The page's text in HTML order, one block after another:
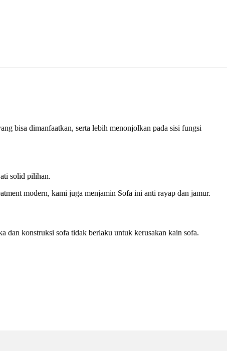
bisa dimanfaatkan, serta lebih menonjolkan pada sisi fungsi
solid pilihan.
modern, kami juga menjamin Sofa ini anti rayap dan jamur.
dan konstruksi sofa tidak berlaku untuk kerusakan kain sofa.